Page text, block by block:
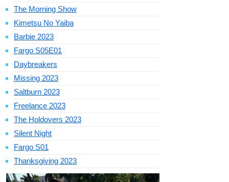
The Morning Show
Kimetsu No Yaiba
Barbie 2023
Fargo S05E01
Daybreakers
Missing 2023
Saltburn 2023
Freelance 2023
The Holdovers 2023
Silent Night
Fargo S01
Thanksgiving 2023